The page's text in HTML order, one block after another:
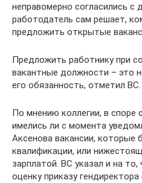
неправомерно согласились с
работодатель сам решает,
предложить открытые
Предложить работнику при
вакантные должности – это
его обязанность, отметил ВС.
По мнению коллегии, в споре
имелись ли с момента
Аксенова вакансии, которые
квалификации, или
зарплатой. ВС указал и на
оценку приказу